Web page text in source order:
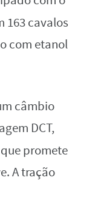
163 cavalos
com etanol
câmbio
DCT,
promete
A tração